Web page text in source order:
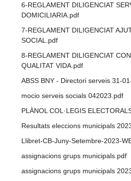
6-REGLAMENT DILIGENCIAT
DOMICILIARIA.pdf
7-REGLAMENT DILIGENCIAT
SOCIAL.pdf
8-REGLAMENT DILIGENCIAT
QUALITAT VIDA.pdf
ABSS BNY - Directori serveis 31-
mocio serveis socials 042023.pdf
PLÀNOL COL·LEGIS
Resultats eleccions municipals
Llibret-CB-Juny-Setembre-2023-
assignacions grups municipals.pdf
assignacions grups municipals